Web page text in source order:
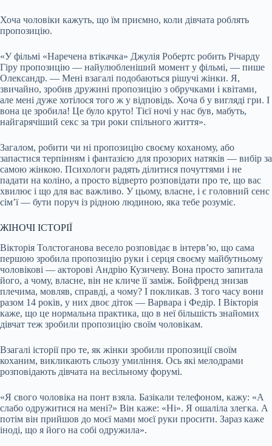
Хоча чоловіки кажуть, що їм приємно, коли дівчата роблять
пропозицію.
«У фільмі «Наречена втікачка» Джулія Робертс робить Річарду
Гіру пропозицію — найулюбленіший момент у фільмі, — пише
Олександр. — Мені взагалі подобаються рішучі жінки. Я,
звичайно, зробив дружині пропозицію з обручками і квітами,
але мені дуже хотілося того ж у відповідь. Хоча б у вигляді гри. І
вона це зробила! Це було круто! Тієї ночі у нас був, мабуть,
найгарячіший секс за три роки спільного життя».
Загалом, робити чи ні пропозицію своєму коханому, або
запастися терпінням і фантазією для прозорих натяків — вибір за
самою жінкою. Психологи радять ділитися почуттями і не
падати на коліно, а просто відверто розповідати про те, що вас
хвилює і що для вас важливо. У цьому, власне, і є головний сенс
сім’ї — бути поруч із рідною людиною, яка тебе розуміє.
ЖІНОЧІ ІСТОРІЇ
Вікторія Толстоганова весело розповідає в інтерв’ю, що сама
першою зробила пропозицію руки і серця своєму майбутньому
чоловікові — акторові Андрію Кузичеву. Вона просто запитала
його, а чому, власне, він не кличе її заміж. Бойфренд знизав
плечима, мовляв, справді, а чому? І покликав. З того часу вони
разом 14 років, у них двоє діток — Варвара і Федір. І Вікторія
каже, що це нормальна практика, що в неї більшість знайомих
дівчат теж зробили пропозицію своїм чоловікам.
Взагалі історії про те, як жінки зробили пропозиції своїм
коханим, викликають сльозу умиління. Ось які мелодрами
розповідають дівчата на весільному форумі.
«Я свого чоловіка на понт взяла. Базікали телефоном, кажу: «А
слабо одружитися на мені?» Він каже: «Ні». Я ошаліла злегка. А
потім він прийшов до моєї мами моєї руки просити. Зараз каже
іноді, що я його на собі одружила».